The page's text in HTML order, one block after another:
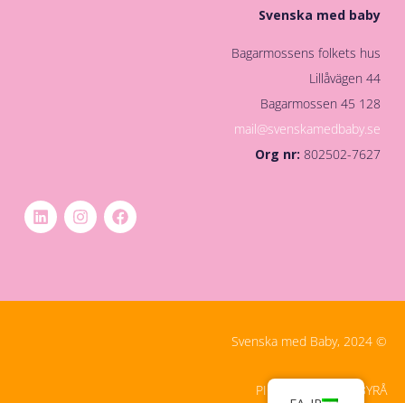
Svenska med baby
Bagarmossens folkets hus
Lillåvägen 44
128 45 Bagarmossen
mail@svenskamedbaby.se
Org nr:802502-7627
© Svenska med Baby, 2024
PIGMENT DIGITALBYRÅ